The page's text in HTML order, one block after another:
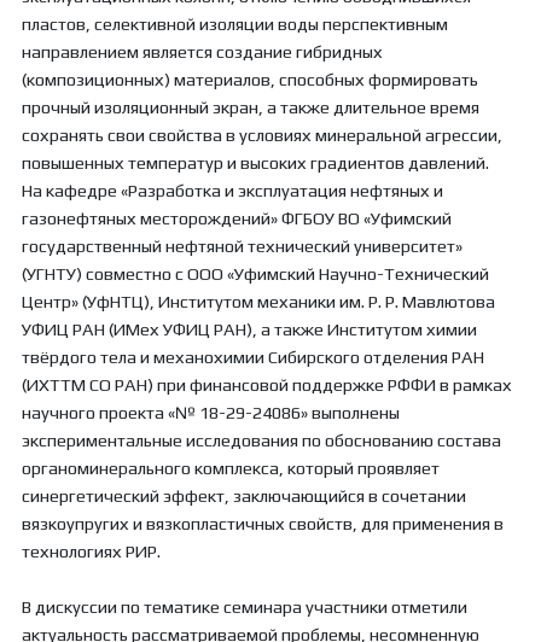
пластов, селективной изоляции воды перспективным
направлением является создание гибридных
(композиционных) материалов, способных формировать
прочный изоляционный экран, а также длительное время
сохранять свои свойства в условиях минеральной агрессии,
повышенных температур и высоких градиентов давлений.
На кафедре «Разработка и эксплуатация нефтяных и
газонефтяных месторождений» ФГБОУ ВО «Уфимский
государственный нефтяной технический университет»
(УГНТУ) совместно с ООО «Уфимский Научно-Технический
Центр» (УфНТЦ), Институтом механики им. Р. Р. Мавлютова
УФИЦ РАН (ИМех УФИЦ РАН), а также Институтом химии
твёрдого тела и механохимии Сибирского отделения РАН
(ИХТТМ СО РАН) при финансовой поддержке РФФИ в рамках
научного проекта «№ 18-29-24086» выполнены
экспериментальные исследования по обоснованию состава
органоминерального комплекса, который проявляет
синергетический эффект, заключающийся в сочетании
вязкоупругих и вязкопластичных свойств, для применения в
технологиях РИР.
В дискуссии по тематике семинара участники отметили
актуальность рассматриваемой проблемы, несомненную